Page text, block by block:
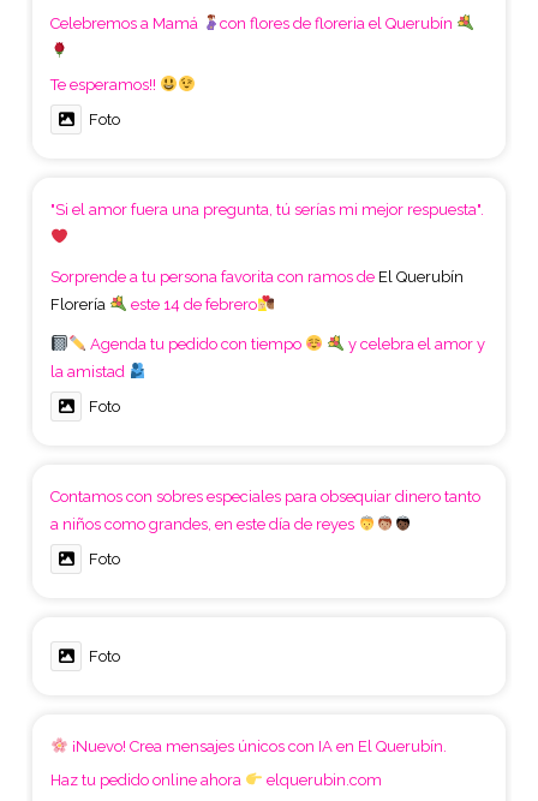
Celebremos a Mamá
con flores de floreria el Querubín
Te esperamos!!
Foto
"Si el amor fuera una pregunta, tú serías mi mejor respuesta".
Sorprende a tu persona favorita con ramos de El Querubín
Florería
este 14 de febrero
Agenda tu pedido con tiempo
y celebra el amor y
la amistad
Foto
Contamos con sobres especiales para obsequiar dinero tanto
a niños como grandes, en este día de reyes
Foto
Foto
¡Nuevo! Crea mensajes únicos con IA en El Querubín.
Haz tu pedido online ahora
elquerubin.com